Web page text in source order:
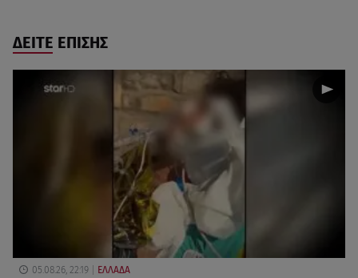
ΔΕΙΤΕ ΕΠΙΣΗΣ
05.08.26, 22:19 ΕΛΛΑΔΑ